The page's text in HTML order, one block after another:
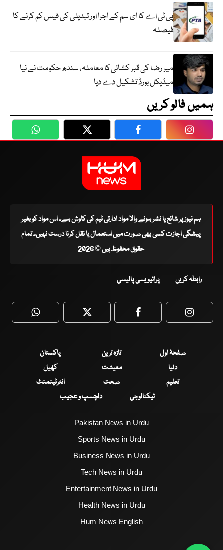
پی ٹی اے کا ای سم کے اجرا اور تبدیلی کی فیس کم کرنے کا
فیصلہ
میر رضا کی قبر کشائی کا معاملہ، سندھ حکومت نے نیا
میڈیکل بورڈ تشکیل دے دیا
ہمیں فالو کریں
WhatsApp Twitter Facebook
ہم نیوز پر شائع یا نشر ہونے والا مواد ادارتی ٹیم کی کاوش ہے۔ اس مواد کو بغیر
پیشگی اجازت کسی بھی صورت میں استعمال یا نقل کرنا درست نہیں۔ تمام
حقوق محفوظ ہیں © 2026
رابطہ کریں پرائیویسی پالیسی
WhatsApp Twitter Facebook
صفحۂ اول تازہ ترین
پاکستان
دنیا
معیشت
کھیل
تعلیم
صحت
انٹرٹینمنٹ
ٹیکنالوجی
دلچسپ و عجیب
Pakistan News in Urdu
Sports News in Urdu
Business News in Urdu
Tech News in Urdu
Entertainment News in Urdu
Health News in Urdu
Hum News English